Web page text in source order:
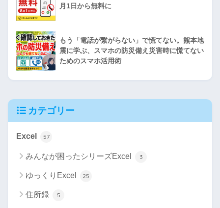
月1日から無料に
もう「電話が繋がらない」で慌てない。熊本地
震に学ぶ、スマホの防災備え災害時に慌てない
ためのスマホ活用術
カテゴリー
Excel 57
みんなが困ったシリーズExcel 3
ゆっくりExcel 25
住所録 5